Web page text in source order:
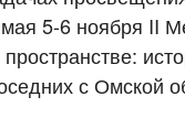
5-6 ноября II
с Омской